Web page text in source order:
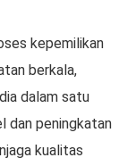
kepemilikan
berkala,
dalam satu
dan peningkatan
kualitas